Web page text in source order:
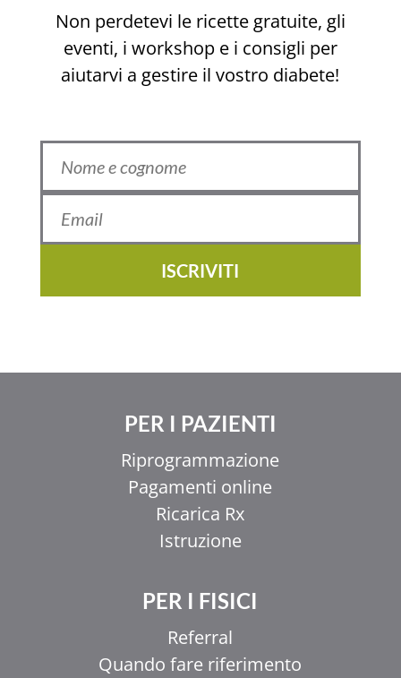
Non perdetevi le ricette gratuite, gli
eventi, i workshop e i consigli per
aiutarvi a gestire il vostro diabete!
ISCRIVITI
PER I PAZIENTI
Riprogrammazione
Pagamenti online
Ricarica Rx
Istruzione
PER I FISICI
Referral
Quando fare riferimento